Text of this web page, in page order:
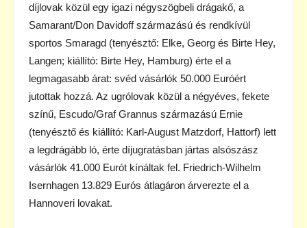
díjlovak közül egy igazi négyszögbeli drágakő, a
Samarant/Don Davidoff származású és rendkívül
sportos Smaragd (tenyésztő: Elke, Georg és Birte Hey,
Langen; kiállító: Birte Hey, Hamburg) érte el a
legmagasabb árat: svéd vásárlók 50.000 Euróért
jutottak hozzá. Az ugrólovak közül a négyéves, fekete
színű, Escudo/Graf Grannus származású Ernie
(tenyésztő és kiállító: Karl-August Matzdorf, Hattorf) lett
a legdrágább ló, érte díjugratásban jártas alsószász
vásárlók 41.000 Eurót kínáltak fel. Friedrich-Wilhelm
Isernhagen 13.829 Eurós átlagáron árverezte el a
Hannoveri lovakat.